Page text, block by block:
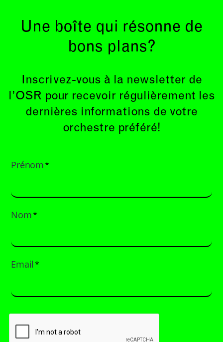
Une boîte qui résonne de
bons plans?
Inscrivez-vous à la newsletter de
l’OSR pour recevoir régulièrement les
dernières informations de votre
orchestre préféré!
Prénom*
Nom*
Email*